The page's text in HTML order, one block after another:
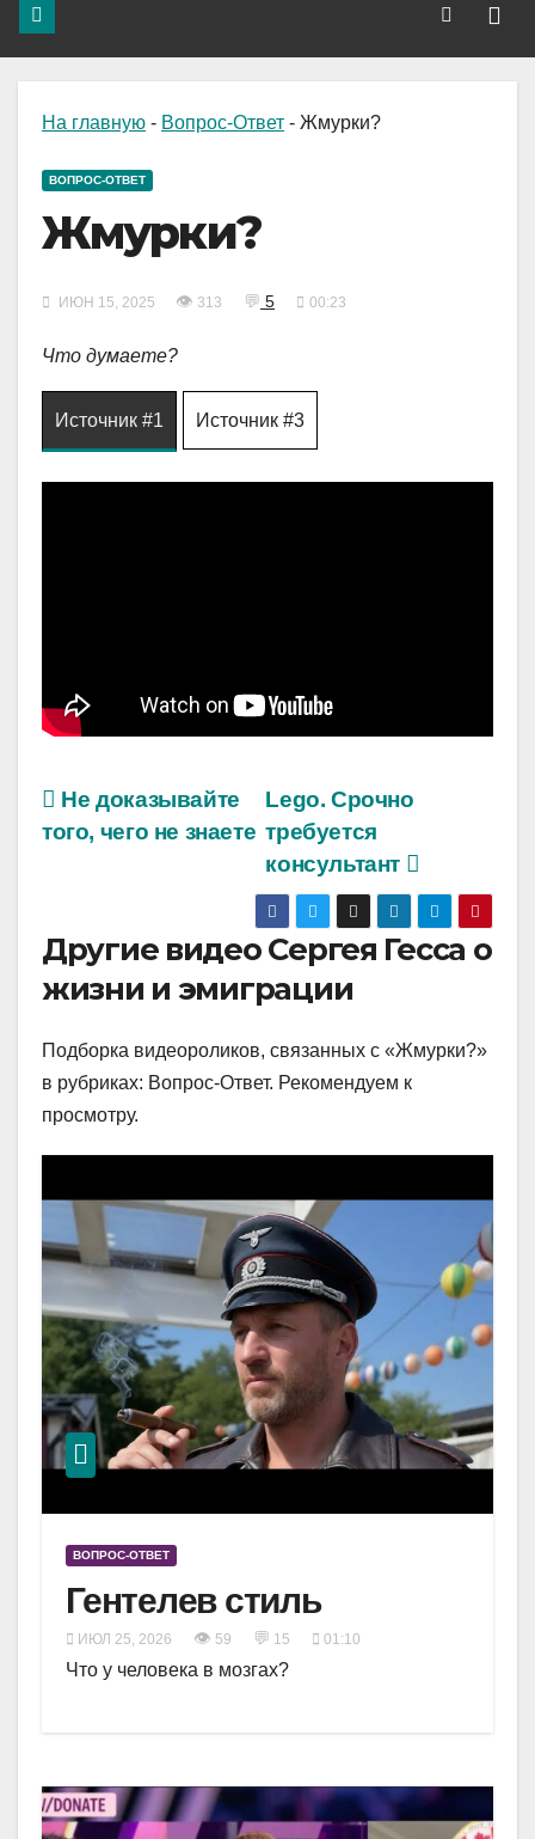
На главную - Вопрос-Ответ - Жмурки?
ВОПРОС-ОТВЕТ
Жмурки?
ИЮН 15, 2025 👁 313 💬 5 00:23
Что думаете?
Источник #1 Источник #3
Lego. Срочно
требуется
консультант
Не доказывайте
того, чего не знаете
Другие видео Сергея Гесса о
жизни и эмиграции
Подборка видеороликов, связанных с «Жмурки?»
в рубриках: Вопрос-Ответ. Рекомендуем к
просмотру.
ВОПРОС-ОТВЕТ
Гентелев стиль
ИЮЛ 25, 2026 👁 59 💬 15 01:10
Что у человека в мозгах?